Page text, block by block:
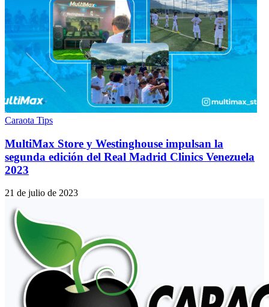
Caraota Tips
MultiMax Store y Westinghouse impulsan la
segunda edición del Real Madrid Clinics Venezuela
2023
21 de julio de 2023